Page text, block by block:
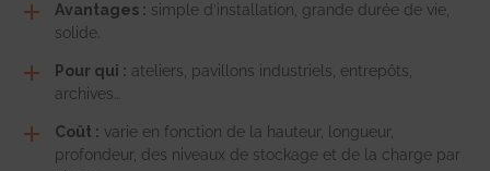
Avantages : simple d’installation, grande durée de vie,
solide.
Pour qui : ateliers, pavillons industriels, entrepôts,
archives…
Coût : varie en fonction de la hauteur, longueur,
profondeur, des niveaux de stockage et de la charge par